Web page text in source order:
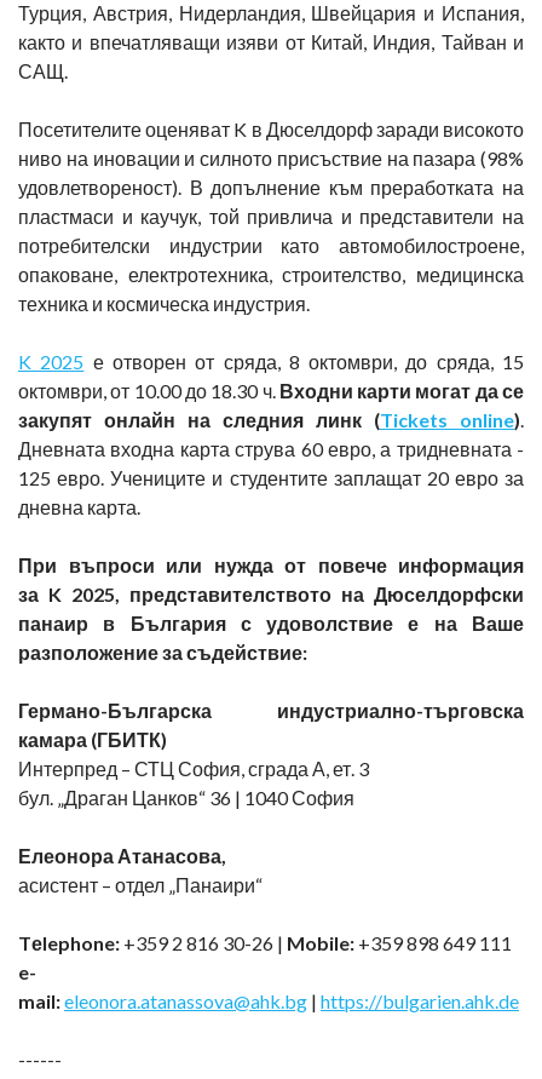
Турция, Австрия, Нидерландия, Швейцария и Испания,
както и впечатляващи изяви от Китай, Индия, Тайван и
САЩ.
Посетителите оценяват K в Дюселдорф заради високото
ниво на иновации и силното присъствие на пазара (98%
удовлетвореност). В допълнение към преработката на
пластмаси и каучук, той привлича и представители на
потребителски индустрии като автомобилостроене,
опаковане, електротехника, строителство, медицинска
техника и космическа индустрия.
K 2025 е отворен от сряда, 8 октомври, до сряда, 15
октомври, от 10.00 до 18.30 ч. Входни карти могат да се
закупят онлайн на следния линк (Tickets online).
Дневната входна карта струва 60 евро, а тридневната -
125 евро. Учениците и студентите заплащат 20 евро за
дневна карта.
При въпроси или нужда от повече информация
за K 2025, представителството на Дюселдорфски
панаир в България с удоволствие е на Ваше
разположение за съдействие:
Германо-Българска индустриално-търговска
камара (ГБИТК)
Интерпред – СТЦ София, сграда А, ет. 3
бул. „Драган Цанков“ 36 | 1040 София
Елеонора Атанасова,
асистент – отдел „Панаири“
Tеlephone: +359 2 816 30-26 | Mobile: +359 898 649 111
e-
mail:eleonora.atanassova@ahk.bg | https://bulgarien.ahk.de
------